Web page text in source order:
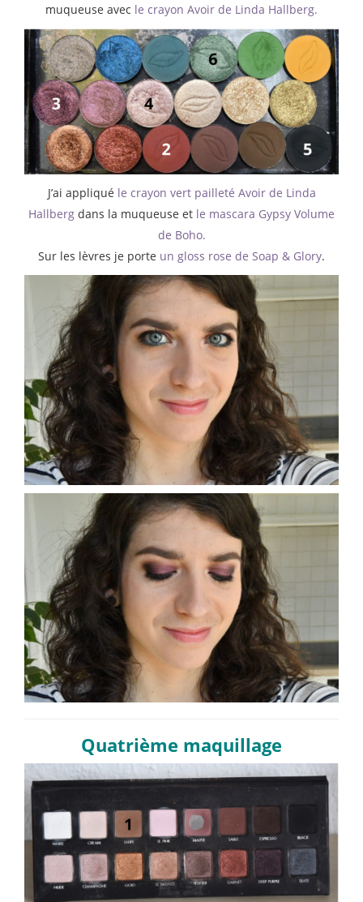
muqueuse avec le crayon Avoir de Linda Hallberg.
J’ai appliqué le crayon vert pailleté Avoir de Linda
Hallberg dans la muqueuse et le mascara Gypsy Volume
de Boho.
Sur les lèvres je porte un gloss rose de Soap & Glory.
Quatrième maquillage